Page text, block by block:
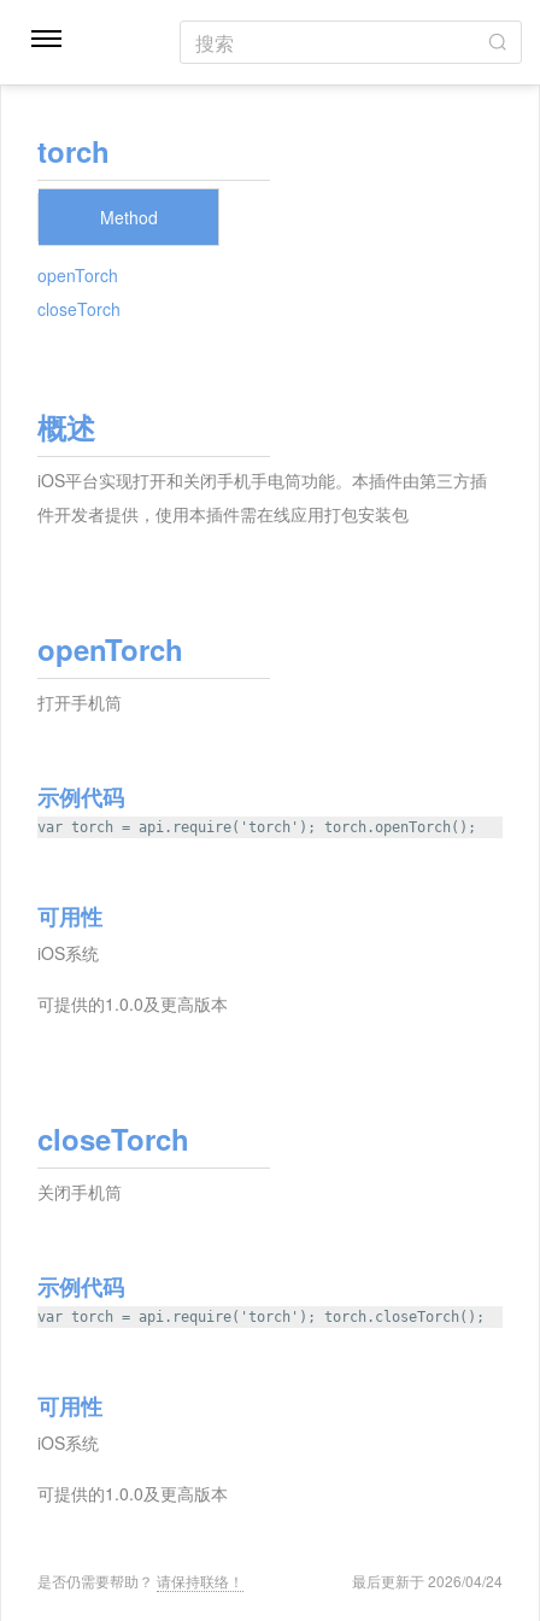
搜索
torch
Method
openTorch
closeTorch
概述
iOS平台实现打开和关闭手机手电筒功能。本插件由第三方插
件开发者提供，使用本插件需在线应用打包安装包
openTorch
打开手机筒
示例代码
var torch = api.require('torch'); torch.openTorch();
可用性
iOS系统
可提供的1.0.0及更高版本
closeTorch
关闭手机筒
示例代码
var torch = api.require('torch'); torch.closeTorch();
可用性
iOS系统
可提供的1.0.0及更高版本
是否仍需要帮助？ 请保持联络！ 最后更新于 2026/04/24